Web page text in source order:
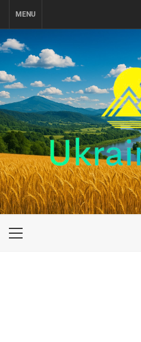
MENU
UKRAINE-IS
ПОДОРОЖI ПО УКРАЇНІ
Primary